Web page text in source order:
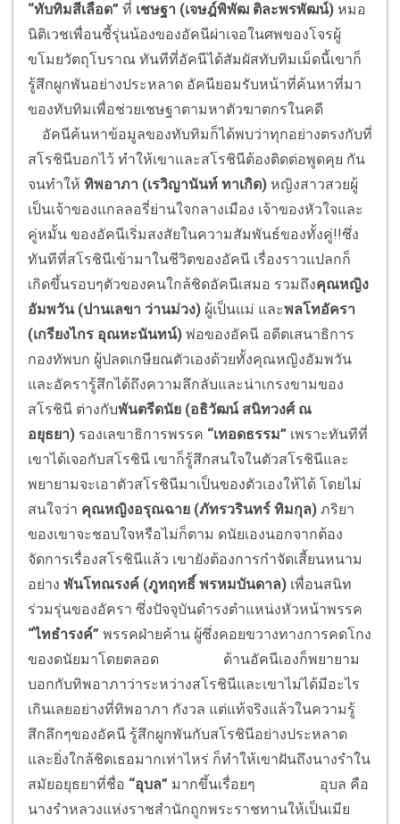
“ทับทิมสีเลือด” ที่ เชษฐา (เจษฎ์พิพัฒ ติละพรพัฒน์) หมอ
นิติเวชเพื่อนซี้รุ่นน้องของอัคนีผ่าเจอในศพของโจรผู้
ขโมยวัตถุโบราณ ทันทีที่อัคนีได้สัมผัสทับทิมเม็ดนี้เขาก็
รู้สึกผูกพันอย่างประหลาด อัคนียอมรับหน้าที่ค้นหาที่มา
ของทับทิมเพื่อช่วยเชษฐาตามหาตัวฆาตกรในคดี
อัคนีค้นหาข้อมูลของทับทิมก็ได้พบว่าทุกอย่างตรงกับที่
สโรชินีบอกไว้ ทำให้เขาและสโรชินีต้องติดต่อพูดคุย กัน
จนทำให้ ทิพอาภา (เรวิญานันท์ ทาเกิด) หญิงสาวสวยผู้
เป็นเจ้าของแกลลอรี่ย่านใจกลางเมือง เจ้าของหัวใจและ
คู่หมั้น ของอัคนีเริ่มสงสัยในความสัมพันธ์ของทั้งคู่!!ซึ่ง
ทันทีที่สโรชินีเข้ามาในชีวิตของอัคนี เรื่องราวแปลกก็
เกิดขึ้นรอบๆตัวของคนใกล้ชิดอัคนีเสมอ รวมถึงคุณหญิง
อัมพวัน (ปานเลขา ว่านม่วง) ผู้เป็นแม่ และพลโทอัครา
(เกรียงไกร อุณหะนันทน์) พ่อของอัคนี อดีตเสนาธิการ
กองทัพบก ผู้ปลดเกษียณตัวเองด้วยทั้งคุณหญิงอัมพวัน
และอัครารู้สึกได้ถึงความลึกลับและน่าเกรงขามของ
สโรชินี ต่างกับพันตรีดนัย (อธิวัฒน์ สนิทวงศ์ ณ
อยุธยา) รองเลขาธิการพรรค “เทอดธรรม” เพราะทันทีที่
เขาได้เจอกับสโรชินี เขาก็รู้สึกสนใจในตัวสโรชินีและ
พยายามจะเอาตัวสโรชินีมาเป็นของตัวเองให้ได้ โดยไม่
สนใจว่า คุณหญิงอรุณฉาย (ภัทรวรินทร์ ทิมกุล) ภริยา
ของเขาจะชอบใจหรือไม่ก็ตาม ดนัยเองนอกจากต้อง
จัดการเรื่องสโรชินีแล้ว เขายังต้องการกำจัดเสี้ยนหนาม
อย่าง พันโทณรงค์ (ภูทฤทธิ์ พรหมบันดาล) เพื่อนสนิท
ร่วมรุ่นของอัครา ซึ่งปัจจุบันดำรงตำแหน่งหัวหน้าพรรค
“ไทธำรงค์” พรรคฝ่ายค้าน ผู้ซึ่งคอยขวางทางการคดโกง
ของดนัยมาโดยตลอด
ด้านอัคนีเองก็พยายาม
บอกกับทิพอาภาว่าระหว่างสโรชินีและเขาไม่ได้มีอะไร
เกินเลยอย่างที่ทิพอาภา กังวล แต่แท้จริงแล้วในความรู้
สึกลึกๆของอัคนี รู้สึกผูกพันกับสโรชินีอย่างประหลาด
และยิ่งใกล้ชิดเธอมากเท่าไหร่ ก็ทำให้เขาฝันถึงนางรำใน
สมัยอยุธยาที่ชื่อ “อุบล” มากขึ้นเรื่อยๆ
อุบล คือ
นางรำหลวงแห่งราชสำนักถูกพระราชทานให้เป็นเมีย